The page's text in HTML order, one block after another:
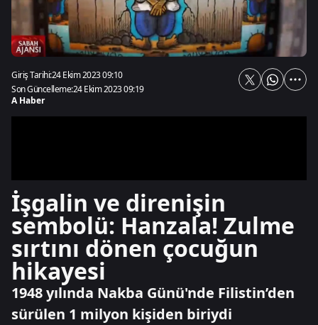
Giriş Tarihi:24 Ekim 2023 09:10
Son Güncelleme:24 Ekim 2023 09:19
A Haber
İşgalin ve direnişin
sembolü: Hanzala! Zulme
sırtını dönen çocuğun
hikayesi
1948 yılında Nakba Günü'nde Filistin’den
sürülen 1 milyon kişiden biriydi